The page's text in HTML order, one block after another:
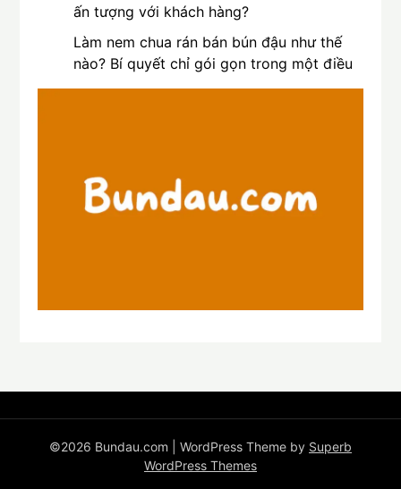
ấn tượng với khách hàng?
Làm nem chua rán bán bún đậu như thế
nào? Bí quyết chỉ gói gọn trong một điều
©2026 Bundau.com | WordPress Theme by Superb
WordPress Themes